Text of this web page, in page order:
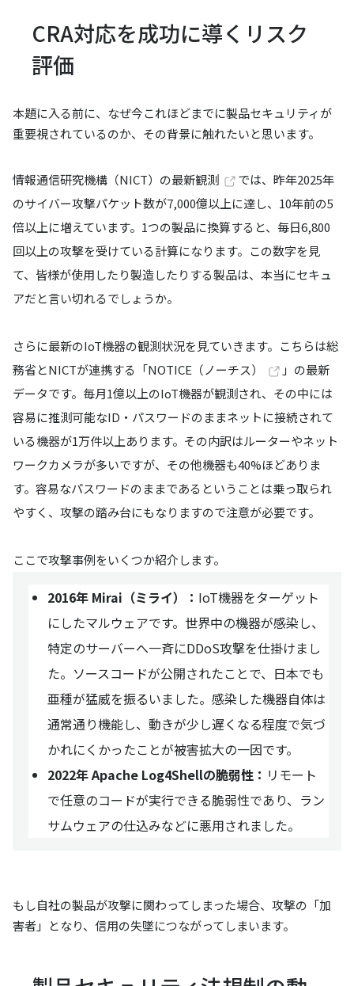
CRA対応を成功に導くリスク
評価
本題に入る前に、なぜ今これほどまでに製品セキュリティが
重要視されているのか、その背景に触れたいと思います。
情報通信研究機構（NICT）の最新観測
では、昨年2025年
のサイバー攻撃パケット数が7,000億以上に達し、10年前の5
倍以上に増えています。1つの製品に換算すると、毎日6,800
回以上の攻撃を受けている計算になります。この数字を見
て、皆様が使用したり製造したりする製品は、本当にセキュ
アだと言い切れるでしょうか。
さらに最新のIoT機器の観測状況を見ていきます。こちらは総
務省とNICTが連携する「NOTICE（ノーチス）
」の最新
データです。毎月1億以上のIoT機器が観測され、その中には
容易に推測可能なID・パスワードのままネットに接続されて
いる機器が1万件以上あります。その内訳はルーターやネット
ワークカメラが多いですが、その他機器も40%ほどありま
す。容易なパスワードのままであるということは乗っ取られ
やすく、攻撃の踏み台にもなりますので注意が必要です。
ここで攻撃事例をいくつか紹介します。
2016年 Mirai（ミライ）： IoT機器をターゲット
にしたマルウェアです。世界中の機器が感染し、
特定のサーバーへ一斉にDDoS攻撃を仕掛けまし
た。ソースコードが公開されたことで、日本でも
亜種が猛威を振るいました。感染した機器自体は
通常通り機能し、動きが少し遅くなる程度で気づ
かれにくかったことが被害拡大の一因です。
2022年 Apache Log4Shellの脆弱性： リモート
で任意のコードが実行できる脆弱性であり、ラン
サムウェアの仕込みなどに悪用されました。
もし自社の製品が攻撃に関わってしまった場合、攻撃の「加
害者」となり、信用の失墜につながってしまいます。